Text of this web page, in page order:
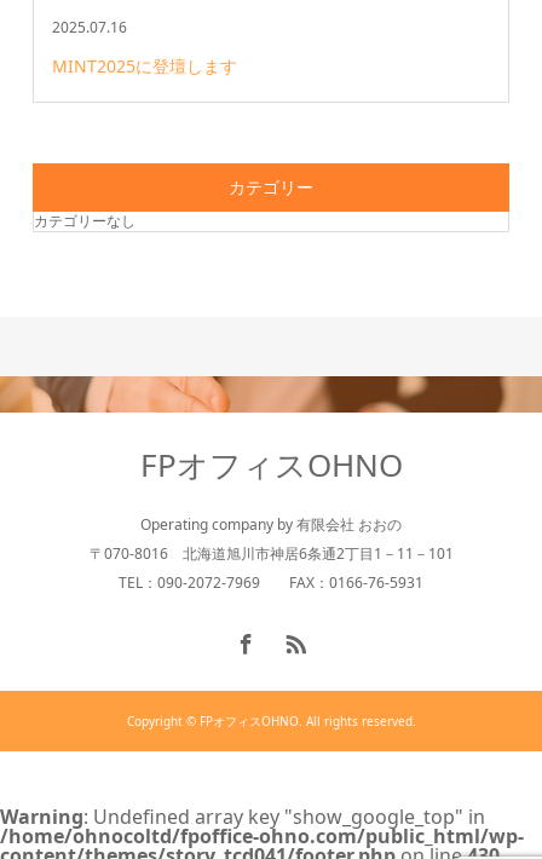
2025.07.16
MINT2025に登壇します
カテゴリー
カテゴリーなし
FPオフィスOHNO
Operating company by 有限会社 おおの
〒070-8016 北海道旭川市神居6条通2丁目1－11－101
TEL：090-2072-7969 FAX：0166-76-5931
Copyright © FPオフィスOHNO. All rights reserved.
Warning: Undefined array key "show_google_top" in
/home/ohnocoltd/fpoffice-ohno.com/public_html/wp-